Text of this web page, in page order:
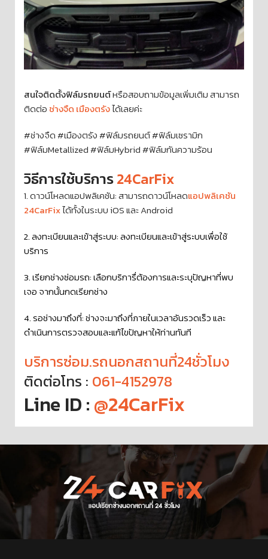
สนใจติดตั้งฟิล์มรถยนต์หรือสอบถามข้อมูลเพิ่มเติม สามารถ
ติดต่อ ช่างจืด เมืองตรังได้เลยค่ะ
#ช่างจืด #เมืองตรัง #ฟิล์มรถยนต์ #ฟิล์มเซรามิก
#ฟิล์มMetallized #ฟิล์มHybrid #ฟิล์มกันความร้อน
วิธีการใช้บริการ24CarFix
1. ดาวน์โหลดแอปพลิเคชัน: สามารถดาวน์โหลดแอปพลิเคชัน
24CarFixได้ทั้งในระบบ iOS และ Android
2. ลงทะเบียนและเข้าสู่ระบบ: ลงทะเบียนและเข้าสู่ระบบเพื่อใช้
บริการ
3. เรียกช่างซ่อมรถ: เลือกบริการื่ต้องการและระบุปัญหาที่พบ
เจอ จากนั้นกดเรียกช่าง
4. รอช่างมาถึงที่: ช่างจะมาถึงที่ภายในเวลาอันรวดเร็ว และ
ดำเนินการตรวจสอบและแก้ไขปัญหาให้ท่านทันที
บริการซ่อม.รถนอกสถานที่24ชั่วโมง
ติดต่อโทร : 061-4152978
Line ID :@24CarFix